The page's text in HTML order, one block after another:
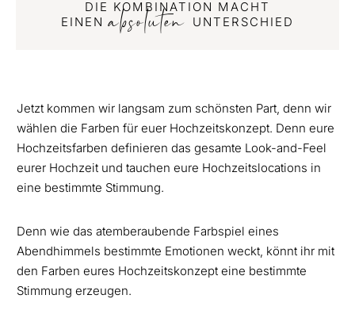
DIE KOMBINATION MACHT
EINENabsoluten UNTERSCHIED
Jetzt kommen wir langsam zum schönsten Part, denn wir
wählen die Farben für euer Hochzeitskonzept. Denn eure
Hochzeitsfarben definieren das gesamte Look-and-Feel
eurer Hochzeit und tauchen eure Hochzeitslocations in
eine bestimmte Stimmung.
Denn wie das atemberaubende Farbspiel eines
Abendhimmels bestimmte Emotionen weckt, könnt ihr mit
den Farben eures Hochzeitskonzept eine bestimmte
Stimmung erzeugen.